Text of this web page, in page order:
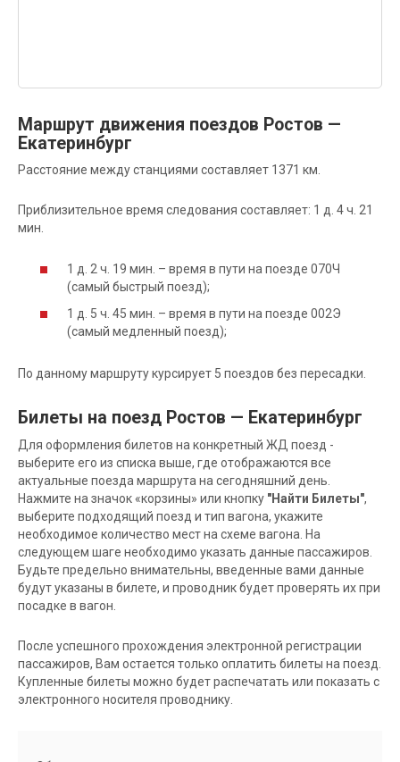
Маршрут движения поездов Ростов —
Екатеринбург
Расстояние между станциями составляет 1371 км.
Приблизительное время следования составляет: 1 д. 4 ч. 21
мин.
1 д. 2 ч. 19 мин. – время в пути на поезде 070Ч
(самый быстрый поезд);
1 д. 5 ч. 45 мин. – время в пути на поезде 002Э
(самый медленный поезд);
По данному маршруту курсирует 5 поездов без пересадки.
Билеты на поезд Ростов — Екатеринбург
Для оформления билетов на конкретный ЖД поезд -
выберите его из списка выше, где отображаются все
актуальные поезда маршрута на сегодняшний день.
Нажмите на значок «корзины» или кнопку "Найти Билеты",
выберите подходящий поезд и тип вагона, укажите
необходимое количество мест на схеме вагона. На
следующем шаге необходимо указать данные пассажиров.
Будьте предельно внимательны, введенные вами данные
будут указаны в билете, и проводник будет проверять их при
посадке в вагон.
После успешного прохождения электронной регистрации
пассажиров, Вам остается только оплатить билеты на поезд.
Купленные билеты можно будет распечатать или показать с
электронного носителя проводнику.